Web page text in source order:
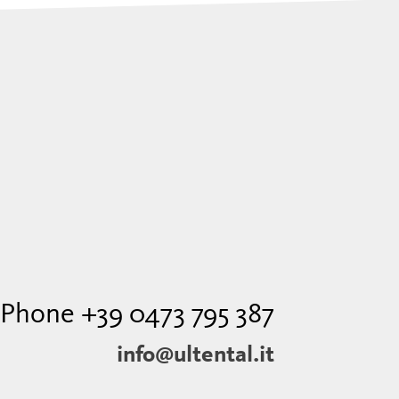
Phone +39 0473 795 387
info@ultental.it